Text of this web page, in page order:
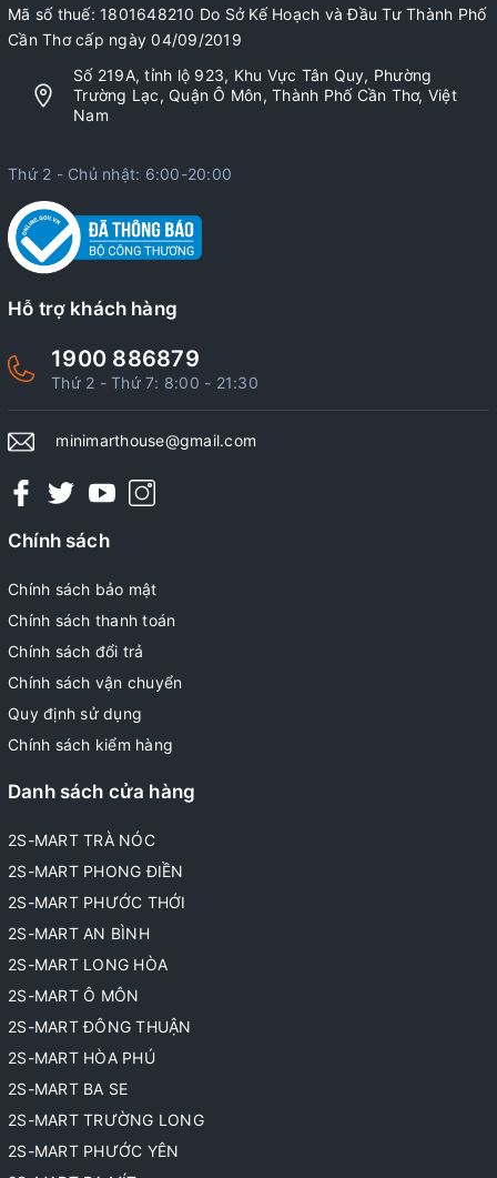
Mã số thuế: 1801648210 Do Sở Kế Hoạch và Đầu Tư Thành Phố
Cần Thơ cấp ngày 04/09/2019
Số 219A, tỉnh lộ 923, Khu Vực Tân Quy, Phường
Trường Lạc, Quận Ô Môn, Thành Phố Cần Thơ, Việt
Nam
Thứ 2 - Chủ nhật: 6:00-20:00
Hỗ trợ khách hàng
1900 886879
Thứ 2 - Thứ 7: 8:00 - 21:30
minimarthouse@gmail.com
Chính sách
Chính sách bảo mật
Chính sách thanh toán
Chính sách đổi trả
Chính sách vận chuyển
Quy định sử dụng
Chính sách kiểm hàng
Danh sách cửa hàng
2S-MART TRÀ NÓC
2S-MART PHONG ĐIỀN
2S-MART PHƯỚC THỚI
2S-MART AN BÌNH
2S-MART LONG HÒA
2S-MART Ô MÔN
2S-MART ĐÔNG THUẬN
2S-MART HÒA PHÚ
2S-MART BA SE
2S-MART TRƯỜNG LONG
2S-MART PHƯỚC YÊN